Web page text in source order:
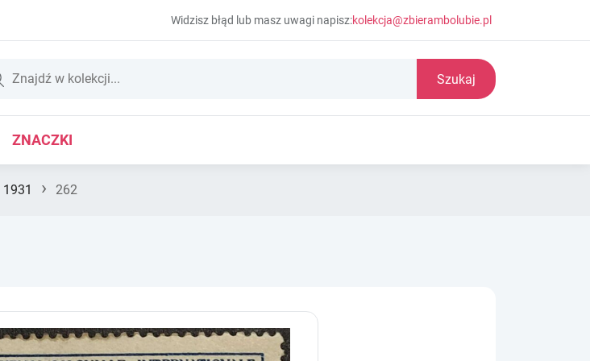
Widzisz błąd lub masz uwagi napisz:kolekcja@zbierambolubie.pl
Szukaj
ZNACZKI
1931 › 262